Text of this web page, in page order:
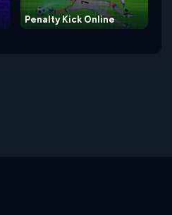
Penalty Kick Online